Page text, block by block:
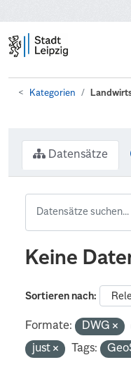
Kategorien
Datensätze
Keine
Sortieren nach
Formate: DWG
just
Tags: